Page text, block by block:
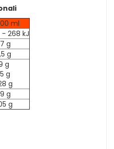
ml
268 kJ
g
g
g
g
g
g
g